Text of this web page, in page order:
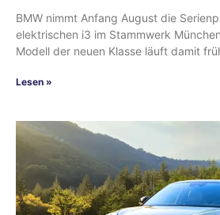
BMW nimmt Anfang August die
elektrischen i3 im Stammwerk
Modell der neuen Klasse läuft damit
Lesen »